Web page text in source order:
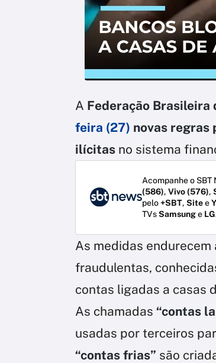
A Federação Brasileira
feira (27) novas regras
ilícitas no sistema
Acompanhe o
(586), Vivo (576),
pelo+SBT, Sitee
TVsSamsunge LG
As medidas
fraudulentas,
contas ligadas a casas
As chamadas “contas
usadas por terceiros
“contas frias” são